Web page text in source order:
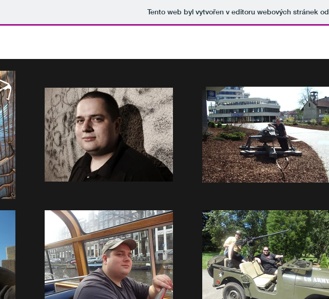
Tento web byl vytvořen v editoru webových stránek od